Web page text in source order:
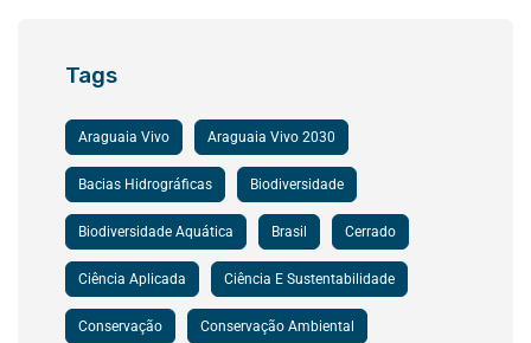
Tags
Araguaia Vivo Araguaia Vivo 2030
Bacias Hidrográficas Biodiversidade
Biodiversidade Aquática Brasil Cerrado
Ciência Aplicada Ciência E Sustentabilidade
Conservação Conservação Ambiental